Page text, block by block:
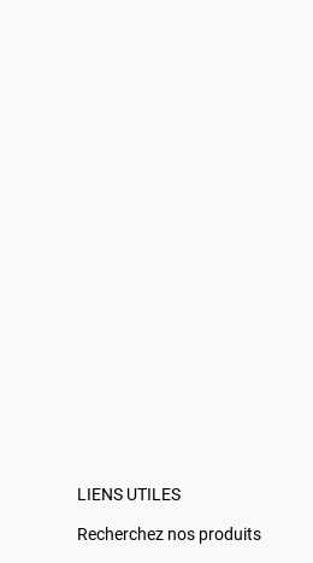
LIENS UTILES
Recherchez nos produits